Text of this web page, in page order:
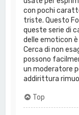
con pochi
triste. Questo
queste serie di
delle emoticon è
Cerca di non
possono
un moderatore
addirittura
Top